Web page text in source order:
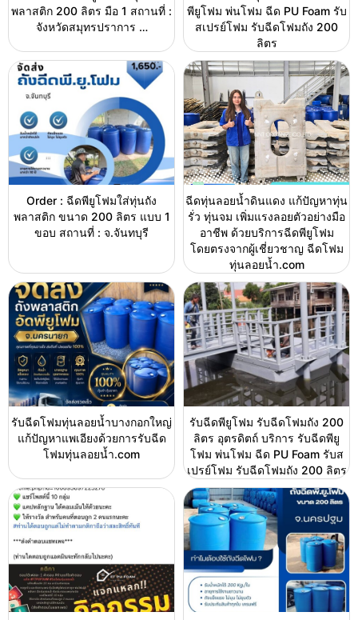
พลาสติก 200 ลิตร มือ 1 สถานที่ :
จังหวัดสมุทรปราการ …
พียูโฟม พ่นโฟม ฉีด PU Foam รับ
สเปรย์โฟม รับฉีดโฟมถัง 200
ลิตร
Order : ฉีดพียูโฟมใส่ทุ่นถัง
พลาสติก ขนาด 200 ลิตร แบบ 1
ขอบ สถานที่ : จ.จันทบุรี
ฉีดทุ่นลอยน้ำดินแดง แก้ปัญหาทุ่น
รั่ว ทุ่นจม เพิ่มแรงลอยตัวอย่างมือ
อาชีพ ด้วยบริการฉีดพียูโฟม
โดยตรงจากผู้เชี่ยวชาญ ฉีดโฟม
ทุ่นลอยน้ำ.com
รับฉีดโฟมทุ่นลอยน้ำบางกอกใหญ่
แก้ปัญหาแพเอียงด้วยการรับฉีด
โฟมทุ่นลอยน้ำ.com
รับฉีดพียูโฟม รับฉีดโฟมถัง 200
ลิตร อุตรดิตถ์ บริการ รับฉีดพียู
โฟม พ่นโฟม ฉีด PU Foam รับส
เปรย์โฟม รับฉีดโฟมถัง 200 ลิตร